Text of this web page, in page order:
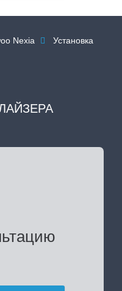
Nexia  Установка